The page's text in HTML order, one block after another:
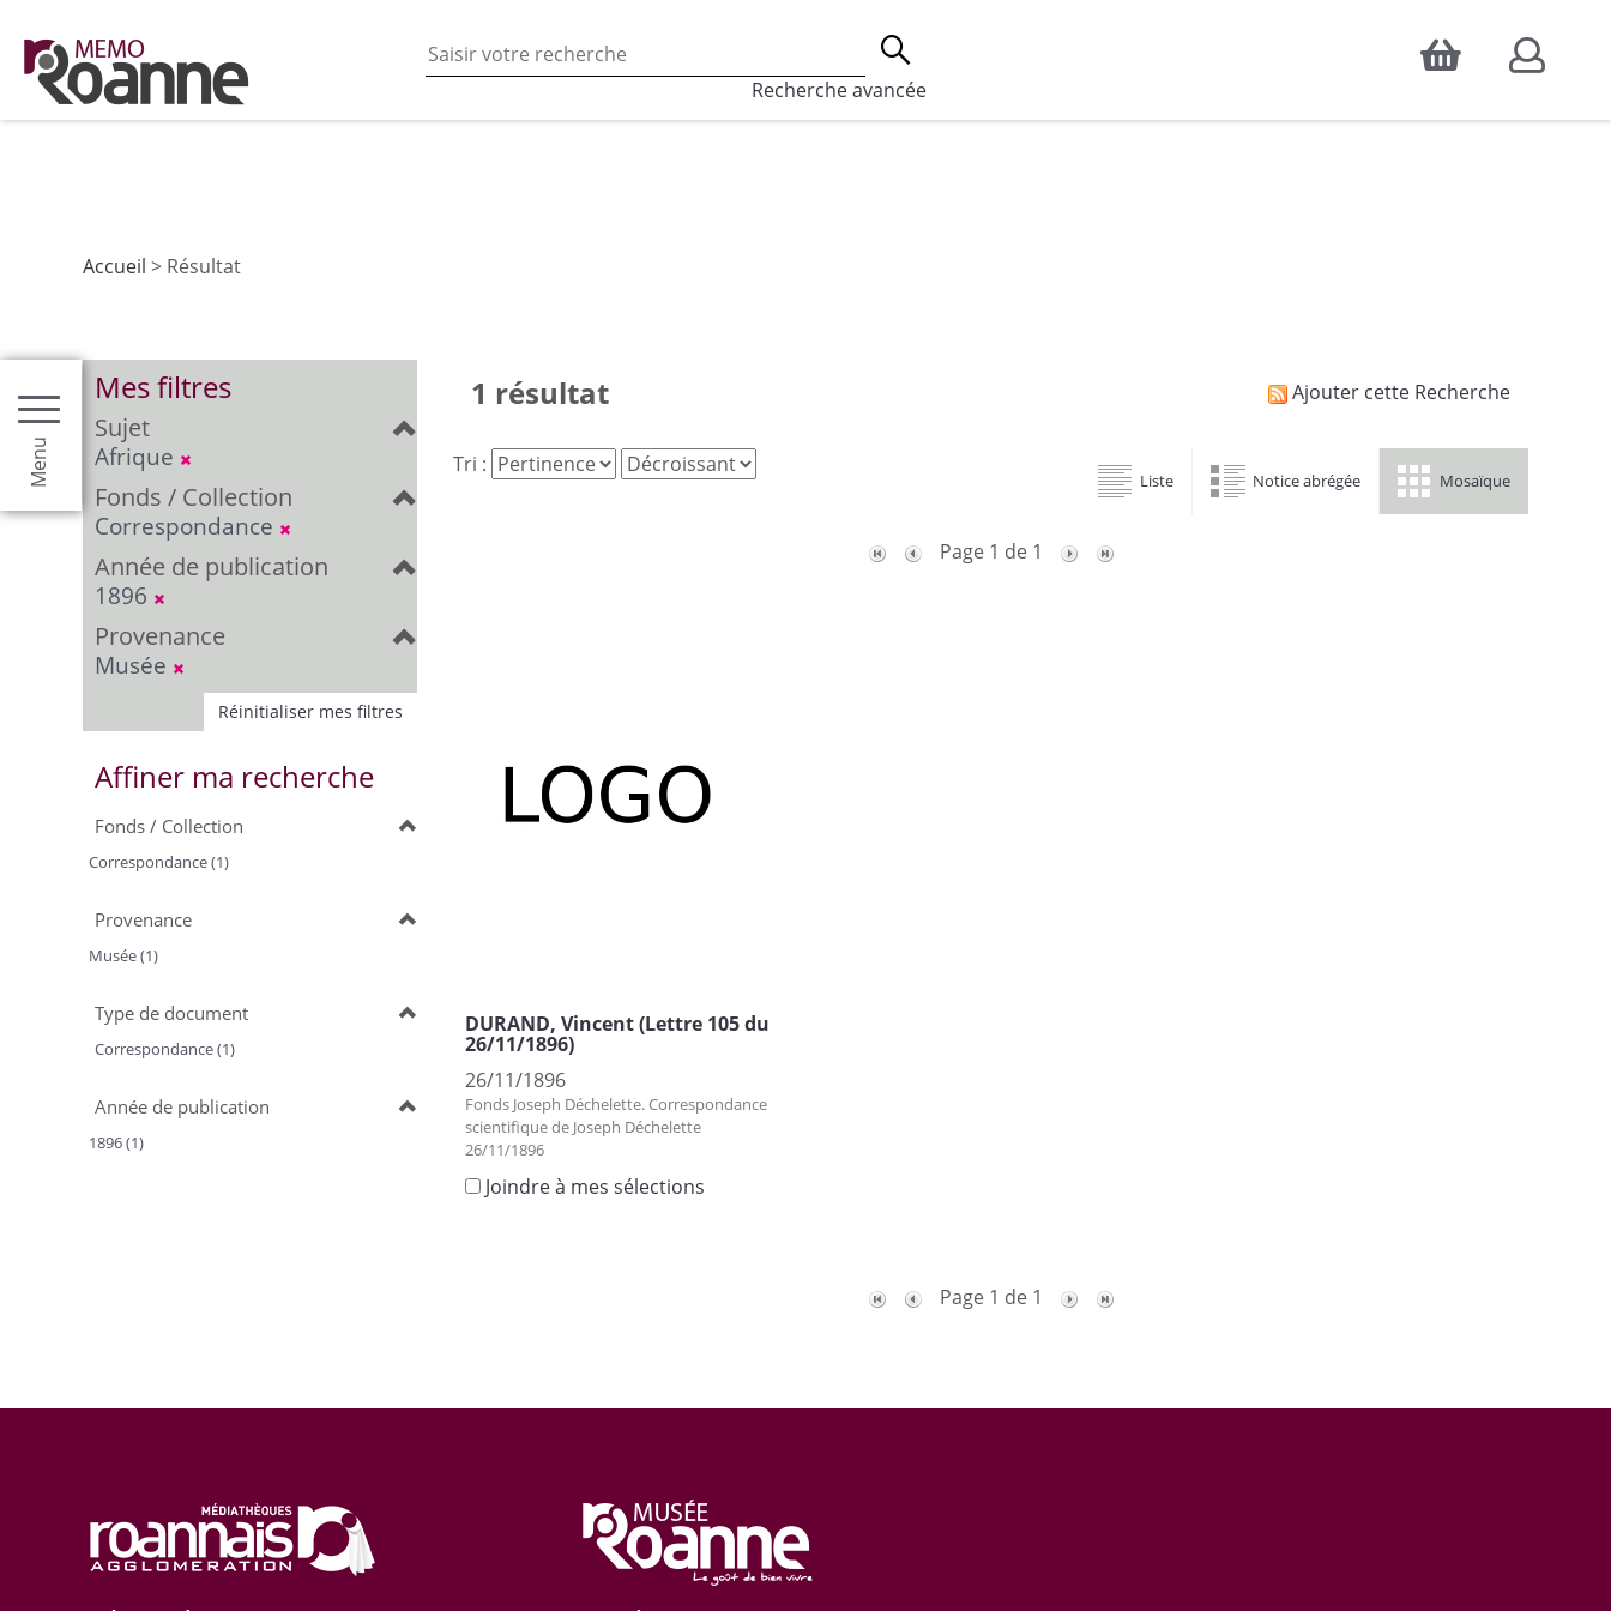
Accepter
En poursuivant votre navigation sur ce site vous acceptez l’utilisation des cookies, qui sont utilisés à des fins de statistiques d'audience, ainsi que pour
les fonctionnalités de partages de contenu sur les réseaux sociaux.
Recherche avancée
Menu
Accueil > Résultat
Mes filtres
Sujet
Afrique
Fonds / Collection
Correspondance
Année de publication
1896
Provenance
Musée
Réinitialiser mes filtres
Affiner ma recherche
Fonds / Collection
Correspondance (1)
Provenance
Musée (1)
Type de document
Correspondance (1)
Année de publication
1896 (1)
1 résultat Ajouter cette Recherche
Tri :
Liste Notice abrégée Mosaïque
Page 1 de 1
DURAND, Vincent (Lettre 105 du
26/11/1896)
26/11/1896
Fonds Joseph Déchelette. Correspondance
scientifique de Joseph Déchelette
26/11/1896
Joindre à mes sélections
Page 1 de 1